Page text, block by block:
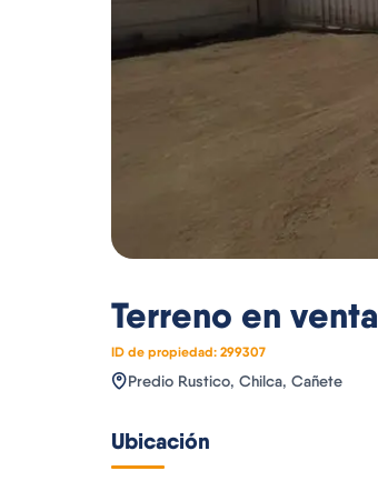
Terreno en venta
ID de propiedad: 299307
Predio Rustico, Chilca, Cañete
Ubicación